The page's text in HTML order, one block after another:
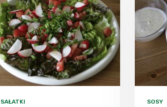
SAŁATKI SOSY